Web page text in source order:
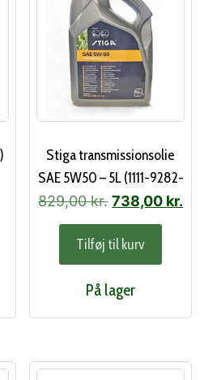
Stiga transmissionsolie
SAE 5W50 – 5L (1111-9282-
01)
829,00kr. Den
oprindelige
pris
var:
829,00 kr..
738,00 kr.
Tilføj til kurv
På lager